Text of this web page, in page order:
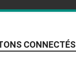
CONNECTÉS